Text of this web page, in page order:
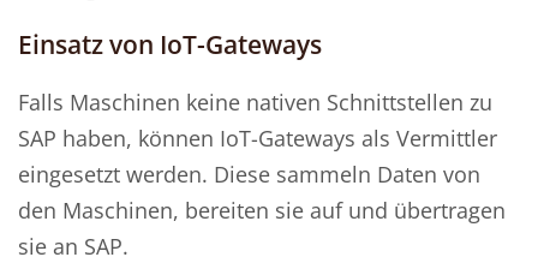
Einsatz von IoT-Gateways
Falls Maschinen keine nativen Schnittstellen zu
SAP haben, können IoT-Gateways als Vermittler
eingesetzt werden. Diese sammeln Daten von
den Maschinen, bereiten sie auf und übertragen
sie an SAP.